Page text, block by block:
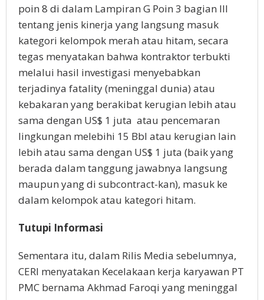
poin 8 di dalam Lampiran G Poin 3 bagian III
tentang jenis kinerja yang langsung masuk
kategori kelompok merah atau hitam, secara
tegas menyatakan bahwa kontraktor terbukti
melalui hasil investigasi menyebabkan
terjadinya fatality (meninggal dunia) atau
kebakaran yang berakibat kerugian lebih atau
sama dengan US$ 1 juta atau pencemaran
lingkungan melebihi 15 Bbl atau kerugian lain
lebih atau sama dengan US$ 1 juta (baik yang
berada dalam tanggung jawabnya langsung
maupun yang di subcontract-kan), masuk ke
dalam kelompok atau kategori hitam.
Tutupi Informasi
Sementara itu, dalam Rilis Media sebelumnya,
CERI menyatakan Kecelakaan kerja karyawan PT
PMC bernama Akhmad Faroqi yang meninggal